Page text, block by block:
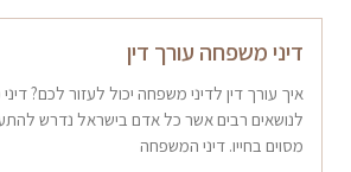
דיני משפחה עורך דין
איך עורך דין לדיני משפחה יכול לעזור לכם?
לנושאים רבים אשר כל אדם בישראל נדרש
מסוים בחייו. דיני המשפחה